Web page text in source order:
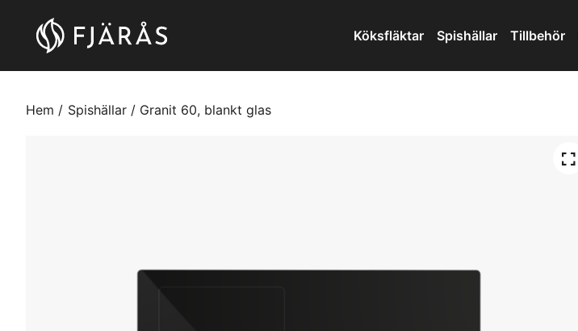
Köksfläktar Spishällar Tillbehör
Hem Spishällar Granit 60, blankt glas